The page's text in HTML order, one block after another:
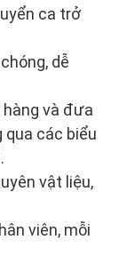
ca trở
dễ
hàng và đưa
qua các biểu
vật liệu,
viên, mỗi